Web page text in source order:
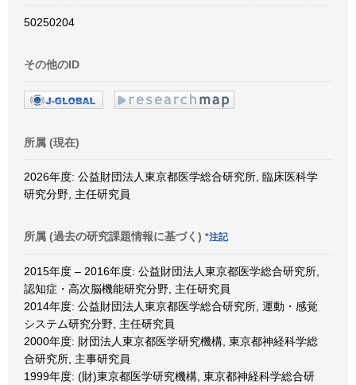
50250204
その他のID
所属 (現在)
2026年度: 公益財団法人東京都医学総合研究所, 臨床医科学
研究分野, 主任研究員
所属 (過去の研究課題情報に基づく) *注記
2015年度 – 2016年度: 公益財団法人東京都医学総合研究所,
認知症・高次脳機能研究分野, 主任研究員
2014年度: 公益財団法人東京都医学総合研究所, 運動・感覚
システム研究分野, 主任研究員
2000年度: 財団法人東京都医学研究機構, 東京都神経科学総
合研究所, 主事研究員
1999年度: (財)東京都医学研究機構, 東京都神経科学総合研